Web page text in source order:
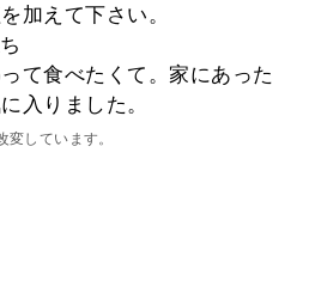
加えて下さい。
て食べたくて。家にあった
入りました。
しています。